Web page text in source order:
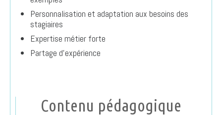
Personnalisation et adaptation aux besoins des
stagiaires
Expertise métier forte
Partage d’expérience
Contenu pédagogique